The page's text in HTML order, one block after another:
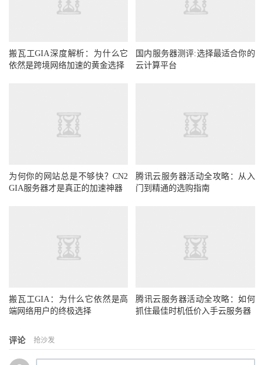
搬瓦工GIA深度解析：为什么它
依然是跨境网络加速的黄金选择
国内服务器测评:选择最适合你的
云计算平台
为何你的网站总是不够快？CN2
GIA服务器才是真正的加速神器
腾讯云服务器活动全攻略：从入
门到精通的选购指南
搬瓦工GIA：为什么它依然是高
端网络用户的终极选择
腾讯云服务器活动全攻略：如何
抓住最佳时机低价入手云服务器
评论 抢沙发